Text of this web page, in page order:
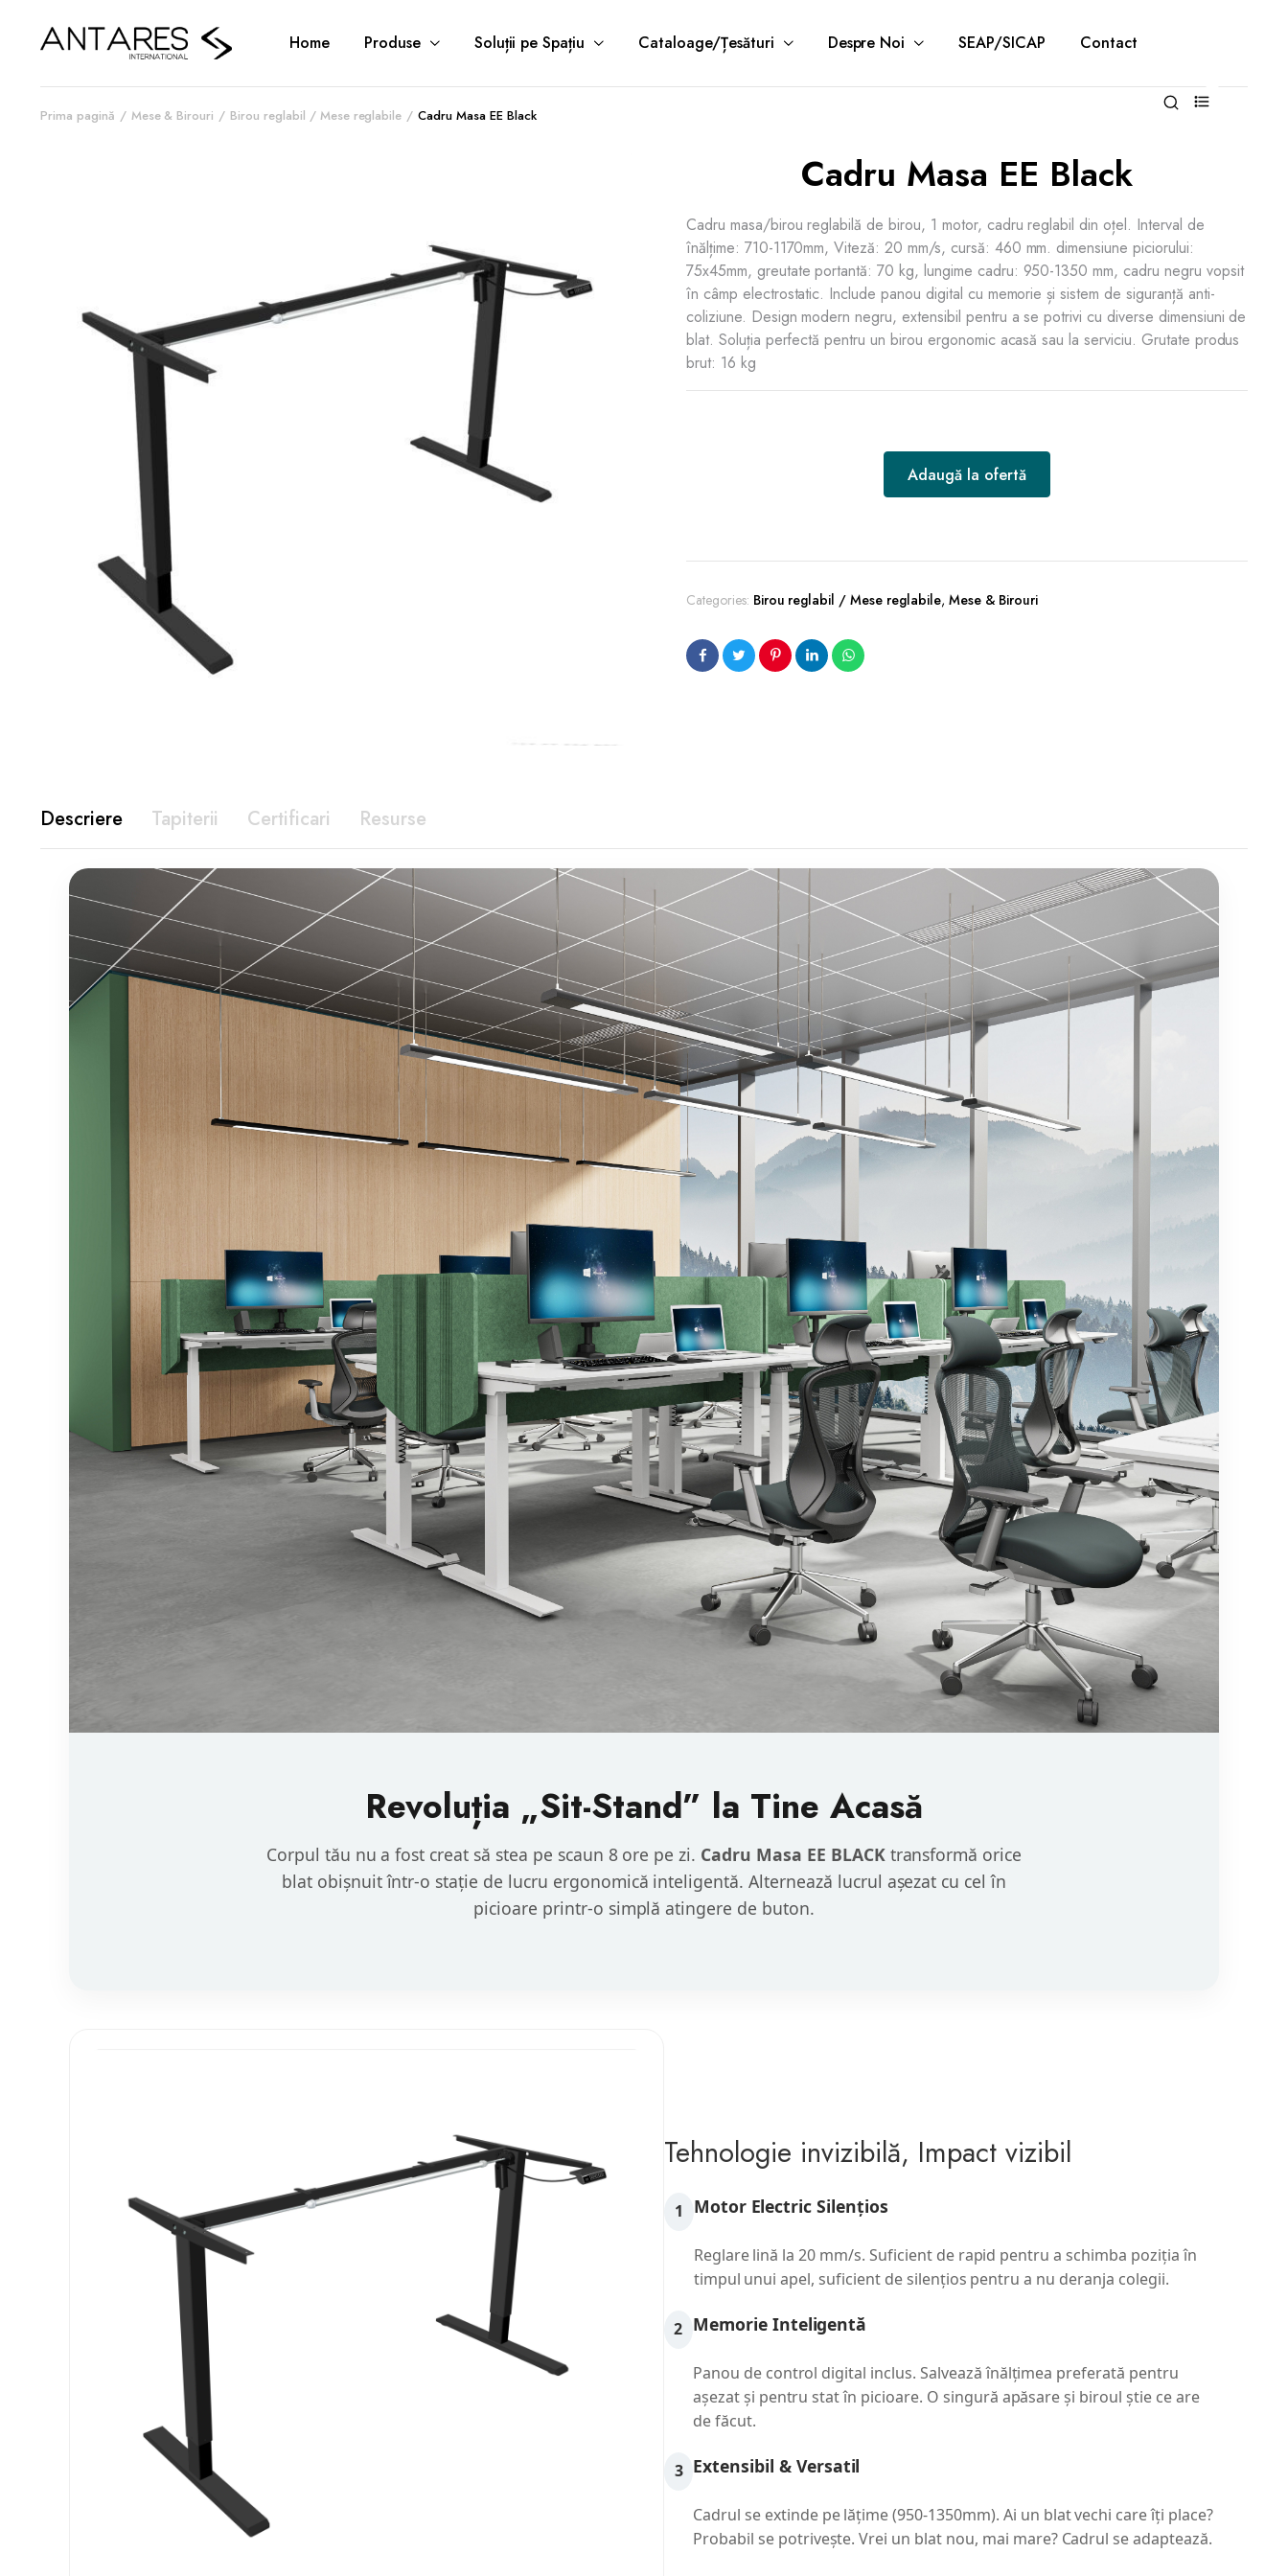
Home Produse Soluții pe Spațiu Cataloage/Țesături Despre Noi SEAP/SICAP Contact
Prima pagină Mese & Birouri Birou reglabil / Mese reglabile Cadru Masa EE Black
Cadru Masa EE Black
Cadru masa/birou reglabilă de birou, 1 motor, cadru reglabil din oțel. Interval de
înălțime: 710-1170mm, Viteză: 20 mm/s, cursă: 460 mm. dimensiune piciorului:
75x45mm, greutate portantă: 70 kg, lungime cadru: 950-1350 mm, cadru negru vopsit
în câmp electrostatic. Include panou digital cu memorie și sistem de siguranță anti-
coliziune. Design modern negru, extensibil pentru a se potrivi cu diverse dimensiuni de
blat. Soluția perfectă pentru un birou ergonomic acasă sau la serviciu. Grutate produs
brut: 16 kg
Adaugă la ofertă
Categories: Birou reglabil / Mese reglabile, Mese & Birouri
Tapiterii Certificari Resurse
Descriere
Revoluția „Sit-Stand” la Tine Acasă
Corpul tău nu a fost creat să stea pe scaun 8 ore pe zi. Cadru Masa EE BLACKtransformă orice
blat obișnuit într-o stație de lucru ergonomică inteligentă. Alternează lucrul așezat cu cel în
picioare printr-o simplă atingere de buton.
Tehnologie invizibilă, Impact vizibil
1 Motor Electric Silențios
Reglare lină la 20 mm/s. Suficient de rapid pentru a schimba poziția în
timpul unui apel, suficient de silențios pentru a nu deranja colegii.
2 Memorie Inteligentă
Panou de control digital inclus. Salvează înălțimea preferată pentru
așezat și pentru stat în picioare. O singură apăsare și biroul știe ce are
de făcut.
3 Extensibil & Versatil
Cadrul se extinde pe lățime (950-1350mm). Ai un blat vechi care îți place?
Probabil se potrivește. Vrei un blat nou, mai mare? Cadrul se adaptează.